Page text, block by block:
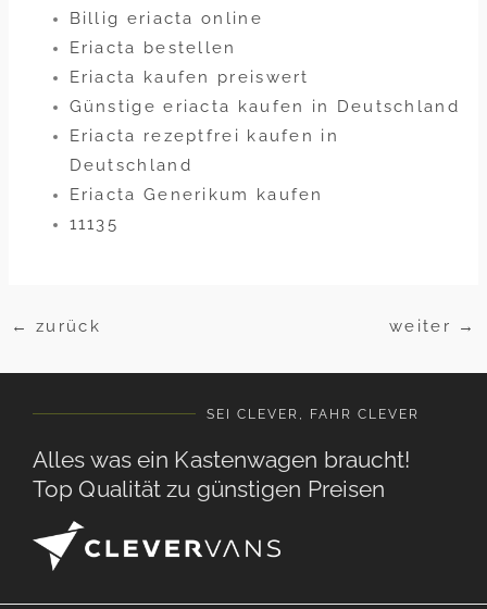
Billig eriacta online
Eriacta bestellen
Eriacta kaufen preiswert
Günstige eriacta kaufen in Deutschland
Eriacta rezeptfrei kaufen in
Deutschland
Eriacta Generikum kaufen
11135
← zurück weiter →
SEI CLEVER, FAHR CLEVER
Alles was ein Kastenwagen braucht!
Top Qualität zu günstigen Preisen